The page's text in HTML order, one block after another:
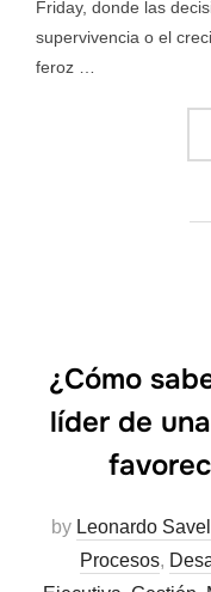
Friday, donde las
supervivencia o el
feroz …
¿Cómo
líder de
by Leonardo
Procesos,